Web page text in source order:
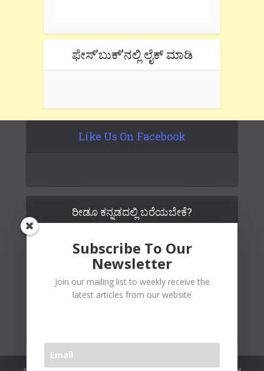
ಫೇಸ್’ಬುಕ್’ನಲ್ಲಿ ಲೈಕ್ ಮಾಡಿ
Like Us On Facebook
ರೀಡೂ ಕನ್ನಡದಲ್ಲಿ ಬರೆಯಬೇಕೆ?
Subscribe To Our
Newsletter
Join our mailing list to weekly receive the
latest articles from our website